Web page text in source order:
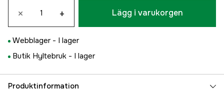
× + Lägg i varukorgen
Webblager - I lager
Butik Hyltebruk - I lager
Produktinformation